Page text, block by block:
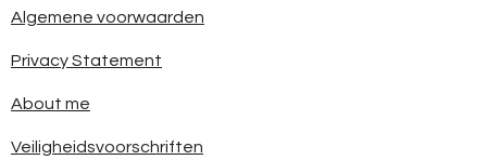
Algemene voorwaarden
Privacy Statement
About me
Veiligheidsvoorschriften